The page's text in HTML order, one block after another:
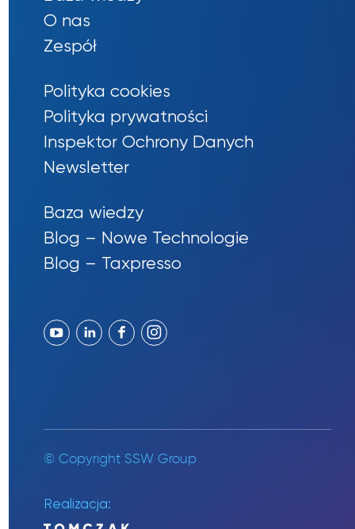
O nas
Zespół
Polityka cookies
Polityka prywatności
Inspektor Ochrony Danych
Newsletter
Baza wiedzy
Blog – Nowe Technologie
Blog – Taxpresso
© Copyright SSW Group
Realizacja: